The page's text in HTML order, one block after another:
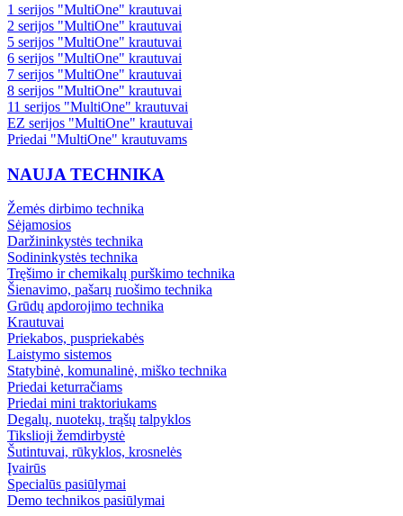
1 serijos "MultiOne" krautuvai
2 serijos "MultiOne" krautuvai
5 serijos "MultiOne" krautuvai
6 serijos "MultiOne" krautuvai
7 serijos "MultiOne" krautuvai
8 serijos "MultiOne" krautuvai
11 serijos "MultiOne" krautuvai
EZ serijos "MultiOne" krautuvai
Priedai "MultiOne" krautuvams
NAUJA TECHNIKA
Žemės dirbimo technika
Sėjamosios
Daržininkystės technika
Sodininkystės technika
Tręšimo ir chemikalų purškimo technika
Šienavimo, pašarų ruošimo technika
Grūdų apdorojimo technika
Krautuvai
Priekabos, puspriekabės
Laistymo sistemos
Statybinė, komunalinė, miško technika
Priedai keturračiams
Priedai mini traktoriukams
Degalų, nuotekų, trąšų talpyklos
Tikslioji žemdirbystė
Šutintuvai, rūkyklos, krosnelės
Įvairūs
Specialūs pasiūlymai
Demo technikos pasiūlymai